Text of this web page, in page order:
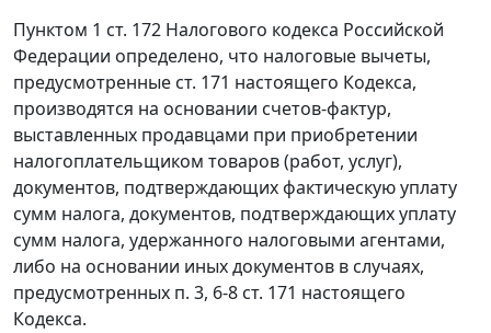
Пунктом 1 ст. 172 Налогового кодекса Российской
Федерации определено, что налоговые вычеты,
предусмотренные ст. 171 настоящего Кодекса,
производятся на основании счетов-фактур,
выставленных продавцами при приобретении
налогоплательщиком товаров (работ, услуг),
документов, подтверждающих фактическую уплату
сумм налога, документов, подтверждающих уплату
сумм налога, удержанного налоговыми агентами,
либо на основании иных документов в случаях,
предусмотренных п. 3, 6-8 ст. 171 настоящего
Кодекса.